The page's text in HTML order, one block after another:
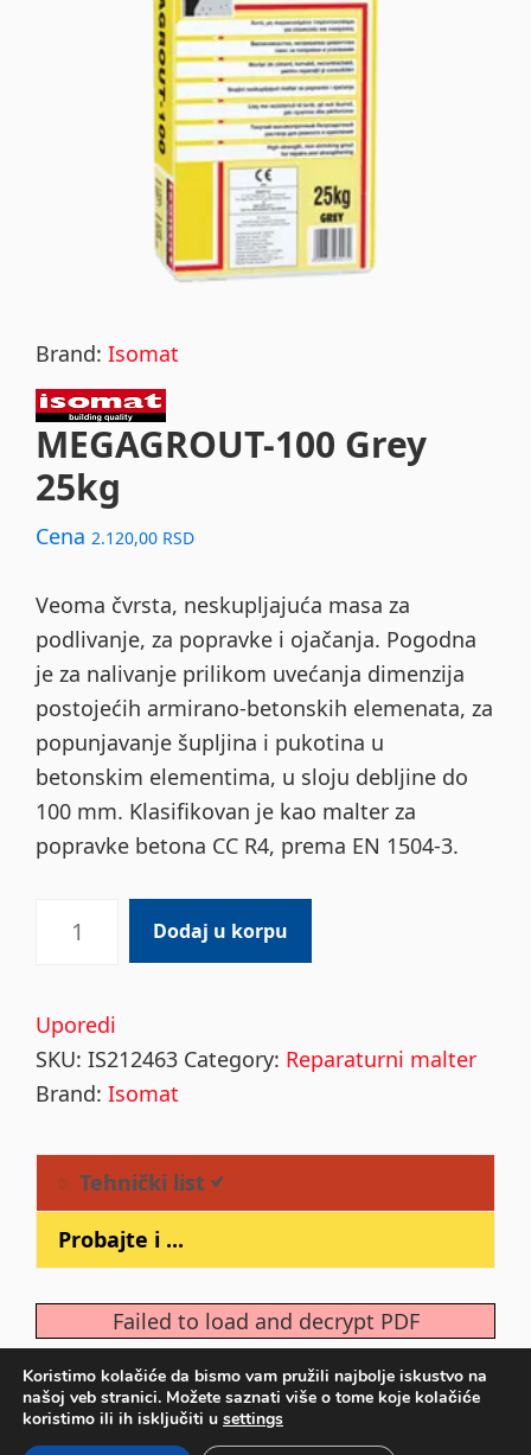
Brand: Isomat
MEGAGROUT-100 Grey
25kg
Cena 2.120,00 RSD
Veoma čvrsta, neskupljajuća masa za
podlivanje, za popravke i ojačanja. Pogodna
je za nalivanje prilikom uvećanja dimenzija
postojećih armirano-betonskih elemenata, za
popunjavanje šupljina i pukotina u
betonskim elementima, u sloju debljine do
100 mm. Klasifikovan je kao malter za
popravke betona CC R4, prema EN 1504-3.
25kg
quantity
Dodaj u korpu
Uporedi
SKU: IS212463 Category: Reparaturni malter
Brand: Isomat
Tehnički list
Probajte i ...
Failed to load and decrypt PDF
Primary
COPYRIGHT © 2026 ·DEVKIT PARALLAXON
Koristimo kolačiće da bismo vam pružili najbolje iskustvo na
našoj veb stranici. Možete saznati više o tome koje kolačiće
koristimo ili ih isključiti u settings